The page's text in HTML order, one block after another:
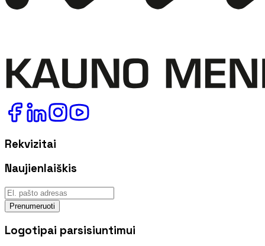
Rekvizitai
Naujienlaiškis
Prenumeruoti
Logotipai parsisiuntimui